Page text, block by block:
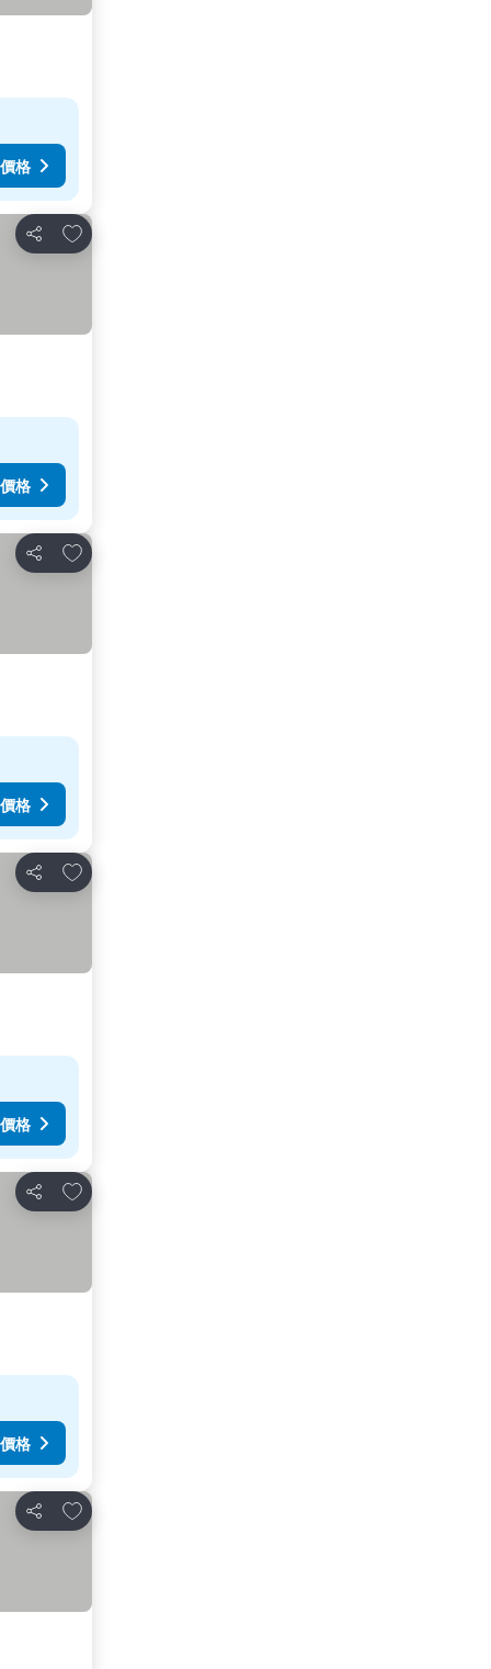
格
分享
放到收藏夾
格
分享
放到收藏夾
格
分享
放到收藏夾
格
分享
放到收藏夾
格
分享
放到收藏夾